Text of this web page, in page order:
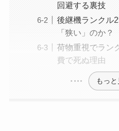
回避する裏技
後継機ランクル
「狭い」のか？
荷物重視でラン
費で死ぬ理由
もっと